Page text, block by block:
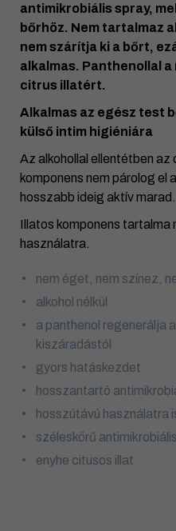
antimikrobiális spray,
bőrhöz. Nem tartalmaz
nem szárítja ki a bőrt,
alkalmas. Panthenollal
citrus illatért.
Alkalmas az egész test
külső intim higiéniára
Az alkohollal ellentétben az
komponens nem párolog el
hosszabb ideig aktív marad.
Illatos komponens tartalma
használatra.
nem éget, nem színez,
alkohol nélkül
a panthenol regenerálja
kiszáradástól
gyors hatáskezdet
hosszantartó
hosszútávú használatra
széleskörű
enyhe citusos illat